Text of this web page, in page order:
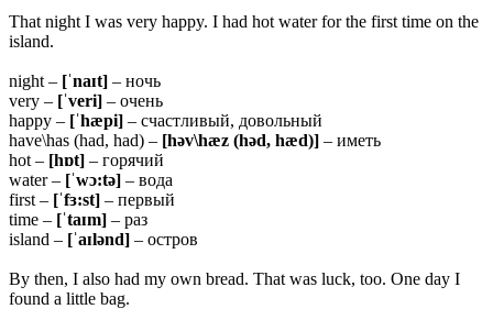
That night I was very happy. I had hot water for the first time on the
island.
night – [ˈnaɪt] – ночь
very – [ˈveri] – очень
happy – [ˈhæpi] – счастливый, довольный
have\has (had, had) – [həv\hæz (həd, hæd)] – иметь
hot – [hɒt] – горячий
water – [ˈwɔ:tə] – вода
first – [ˈfɜ:st] – первый
time – [ˈtaɪm] – раз
island – [ˈaɪlənd] – остров
By then, I also had my own bread. That was luck, too. One day I
found a little bag.